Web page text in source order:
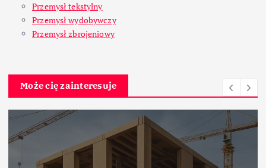
Przemysł tekstylny
Przemysł wydobywczy
Przemysł zbrojeniowy
Może cię zainteresuje